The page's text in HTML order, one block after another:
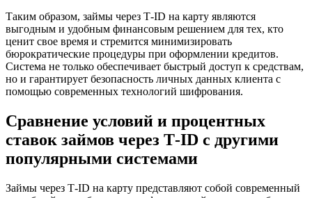
Таким образом, займы через Т-ID на карту являются
выгодным и удобным финансовым решением для тех, кто
ценит свое время и стремится минимизировать
бюрократические процедуры при оформлении кредитов.
Система не только обеспечивает быстрый доступ к средствам,
но и гарантирует безопасность личных данных клиента с
помощью современных технологий шифрования.
Сравнение условий и процентных
ставок займов через Т-ID с другими
популярными системами
Займы через Т-ID на карту представляют собой современный